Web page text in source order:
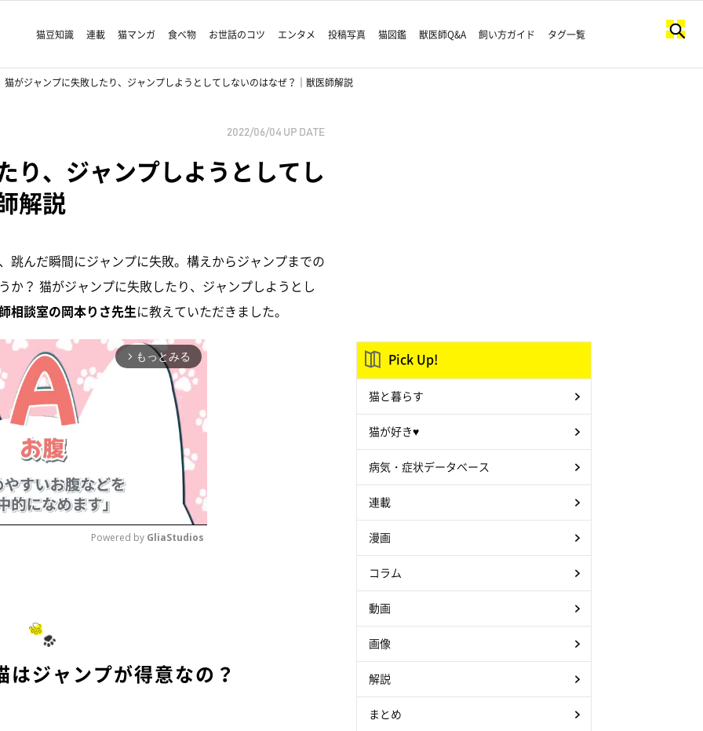
猫豆知識 連載 猫マンガ 食べ物 お世話のコツ エンタメ 投稿写真 猫図鑑 獣医師Q&A 飼い方ガイド タグ一覧
猫がジャンプに失敗したり、ジャンプしようとしてしないのはなぜ？｜獣医師解説
2022/06/04 UP DATE
り、ジャンプしようとしてし
解説
跳んだ瞬間にジャンプに失敗。構えからジャンプまでの
か？ 猫がジャンプに失敗したり、ジャンプしようとし
相談室の岡本りさ先生に教えていただきました。
arrow_forward_ios もっとみる
Powered by GliaStudios
はジャンプが得意なの？
Pick Up!
猫と暮らす
猫が好き♥
病気・症状データベース
連載
漫画
コラム
動画
画像
解説
まとめ